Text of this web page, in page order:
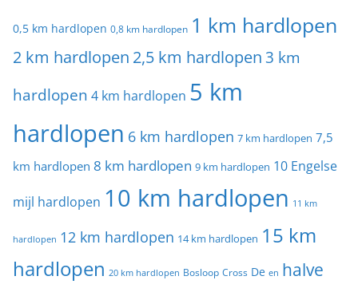
0,5 km hardlopen 0,8 km hardlopen 1 km hardlopen
2 km hardlopen 2,5 km hardlopen 3 km
hardlopen 4 km hardlopen 5 km
hardlopen 6 km hardlopen 7 km hardlopen 7,5
km hardlopen 8 km hardlopen 9 km hardlopen 10 Engelse
mijl hardlopen 10 km hardlopen 11 km
hardlopen 12 km hardlopen 14 km hardlopen 15 km
hardlopen 20 km hardlopen Bosloop Cross De en halve